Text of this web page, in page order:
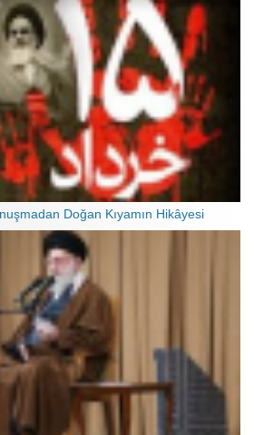
Doğan Kıyamın Hikâyesi